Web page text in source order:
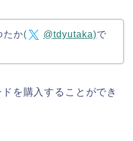
たか( @tdyutaka)で
を購入することができ